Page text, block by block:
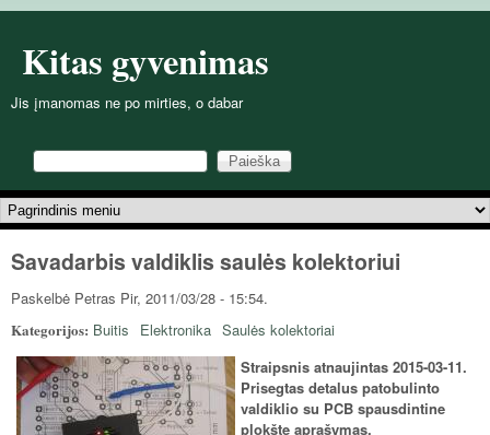
Kitas gyvenimas
Jis įmanomas ne po mirties, o dabar
Paieškos forma
Paieška
Pagrindinis meniu
Savadarbis valdiklis saulės kolektoriui
Paskelbė Petras Pir, 2011/03/28 - 15:54.
Kategorijos: Buitis Elektronika Saulės kolektoriai
Straipsnis atnaujintas 2015-03-11.
Prisegtas detalus patobulinto
valdiklio su PCB spausdintine
plokšte aprašymas.